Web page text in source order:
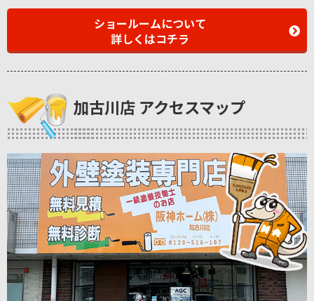
ショールームについて
詳しくはコチラ
加古川店 アクセスマップ